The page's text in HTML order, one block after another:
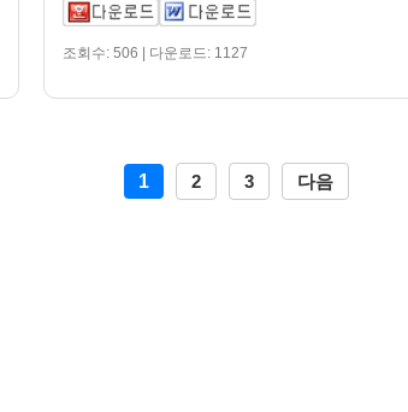
조회수: 506 | 다운로드: 1127
1 2 3 다음